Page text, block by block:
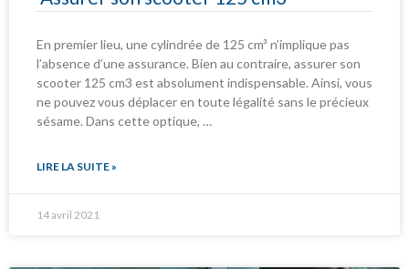
En premier lieu, une cylindrée de 125 cm³ n’implique pas
l’absence d’une assurance. Bien au contraire, assurer son
scooter 125 cm3 est absolument indispensable. Ainsi, vous
ne pouvez vous déplacer en toute légalité sans le précieux
sésame. Dans cette optique, …
LIRE LA SUITE »
14 avril 2021